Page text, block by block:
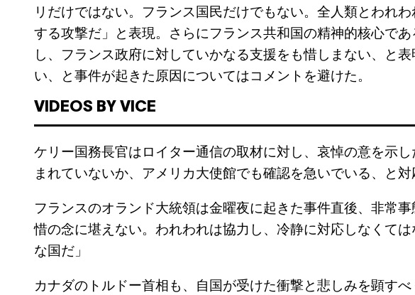
リだけではない。フランス国民だけでもない。全人類とわれ
する攻撃だ」と表現。さらにフランス共和国の精神的核心で
し、フランス政府に対していかなる支援をも惜しまない、と
い、と事件が起きた原因についてはコメントを避けた。
VIDEOS BY VICE
ケリー国務長官はロイター通信の取材に対し、哀悼の意を示
まれていないか、アメリカ大使館でも確認を急いでいる、と対
フランスのオランド大統領は金曜夜に起きた事件直後、非常
惜の念に堪えない。われわれは協力し、冷静に対応しなくて
な国だ」
カナダのトルドー首相も、自国が受けた衝撃と悲しみを顕す